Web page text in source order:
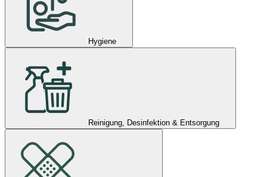
Hygiene
Reinigung, Desinfektion & Entsorgung